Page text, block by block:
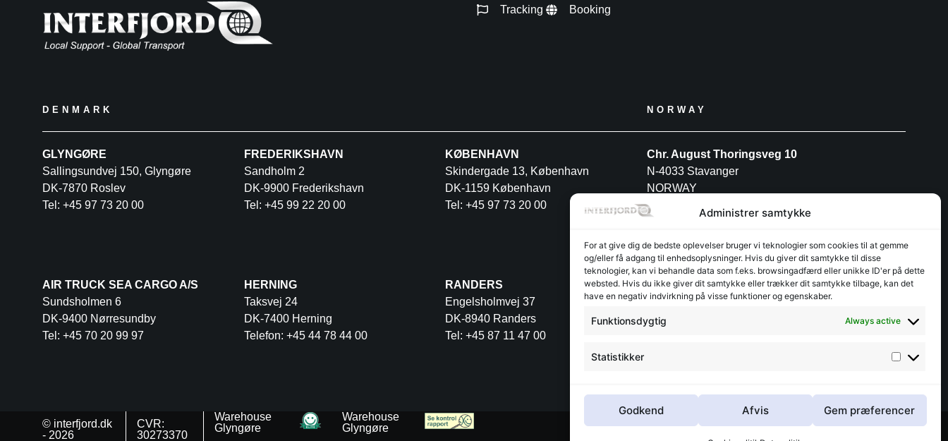
Administrer samtykke
For at give dig de bedste oplevelser bruger vi teknologier som cookies til at gemme
og/eller få adgang til enhedsoplysninger. Hvis du giver dit samtykke til disse
teknologier, kan vi behandle data som f.eks. browsingadfærd eller unikke ID'er på dette
websted. Hvis du ikke giver dit samtykke eller trækker dit samtykke tilbage, kan det
have en negativ indvirkning på visse funktioner og egenskaber.
Funktionsdygtig Always active
Statistikker
Godkend Afvis Gem præferencer
Tracking Booking
DENMARK
GLYNGØRE
Sallingsundvej 150, Glyngøre
DK-7870 Roslev
Tel: +45 97 73 20 00
FREDERIKSHAVN
Sandholm 2
DK-9900 Frederikshavn
Tel: +45 99 22 20 00
KØBENHAVN
Skindergade 13, København
DK-1159 København
Tel: +45 97 73 20 00
AIR TRUCK SEA CARGO A/S
Sundsholmen 6
DK-9400 Nørresundby
Tel: +45 70 20 99 97
HERNING
Taksvej 24
DK-7400 Herning
Telefon: +45 44 78 44 00
RANDERS
Engelsholmvej 37
DK-8940 Randers
Tel: +45 87 11 47 00
NORWAY
Chr. August Thoringsveg 10
N-4033 Stavanger
NORWAY
Tel: +47 52 91 27 88
POLAND
INTERFJORD POLAND S.A
Przemysłowa 12
PL-30-701 Kraków
© interfjord.dk
- 2026
CVR:
30273370
Warehouse
Glyngøre
Warehouse
Glyngøre
Radesign.dk - Design på mors